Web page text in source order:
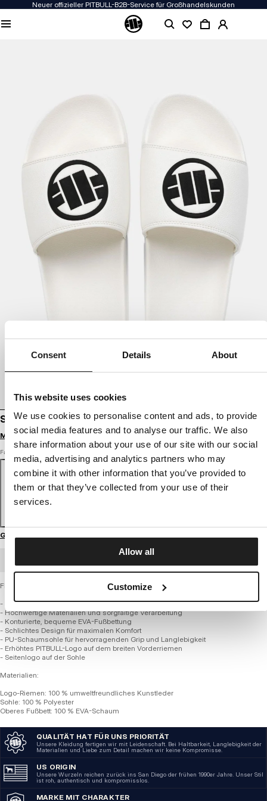
Consent Details About
This website uses cookies
We use cookies to personalise content and ads, to provide
social media features and to analyse our traffic. We also
share information about your use of our site with our social
media, advertising and analytics partners who may
combine it with other information that you’ve provided to
them or that they’ve collected from your use of their
services.
Allow all
Customize
Neuer offizieller PITBULL-B2B-Service für Großhandelskunden
SLIDES LOGO
Melde dich an, um Preise zu sehen
Farbe: weiß
Größenratgeber
Flip-Flops - LOGO
- Universelles, praktisches Design
- Hochwertige Materialien und sorgfältige Verarbeitung
- Konturierte, bequeme EVA-Fußbettung
- Schlichtes Design für maximalen Komfort
- PU-Schaumsohle für hervorragenden Grip und Langlebigkeit
- Erhöhtes PITBULL-Logo auf dem breiten Vorderriemen
- Seitenlogo auf der Sohle
Materialien:
Logo-Riemen: 100 % umweltfreundliches Kunstleder
Sohle: 100 % Polyester
Oberes Fußbett: 100 % EVA-Schaum
QUALITÄT HAT FÜR UNS PRIORITÄT
Unsere Kleidung fertigen wir mit Leidenschaft. Bei Haltbarkeit, Langlebigkeit der
Materialien und Liebe zum Detail machen wir keine Kompromisse.
US ORIGIN
Unsere Wurzeln reichen zurück ins San Diego der frühen 1990er Jahre. Unser Stil
ist roh, authentisch und kompromisslos.
MARKE MIT CHARAKTER